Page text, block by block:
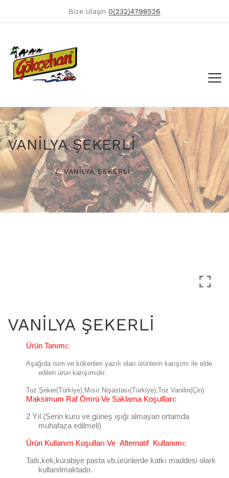
Bize Ulaşın 0(232)4798526
VANİLYA ŞEKERLİ
ANA SAYFA VANİLYA ŞEKERLİ
VANİLYA ŞEKERLİ
Ürün Tanımı:
Aşağıda isim ve kökenleri yazılı olan ürünlerin karışımı ile elde
edilen ürün karışımıdır.
Toz Şeker(Türkiye),Mısır Nişastası(Türkiye),Toz Vanilin(Çin)
Maksimum Raf Ömrü Ve Saklama Koşullları:
2 Yıl (Serin kuru ve güneş ışığı almayan ortamda
muhafaza edilmeli)
Ürün Kullanım Koşulları Ve Alternatif Kullanımı:
Tatlı,kek,kurabiye pasta vb.ürünlerde katkı maddesi olark
kullanılmaktadır.